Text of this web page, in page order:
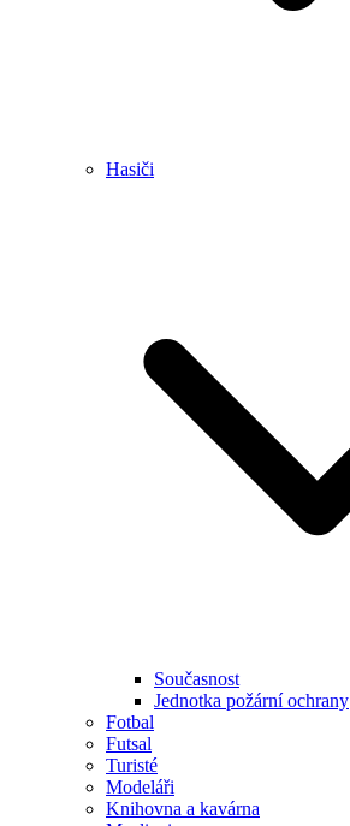
Hasiči
Současnost
Jednotka požární ochrany
Fotbal
Futsal
Turisté
Modeláři
Knihovna a kavárna